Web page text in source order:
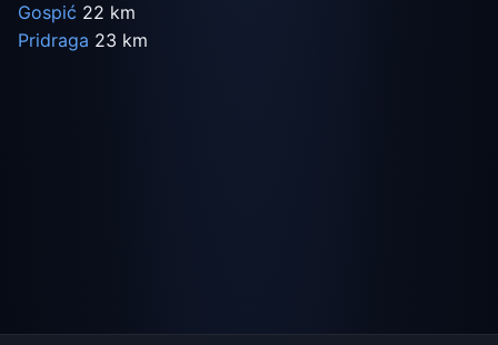
Gospić 22 km
Pridraga 23 km